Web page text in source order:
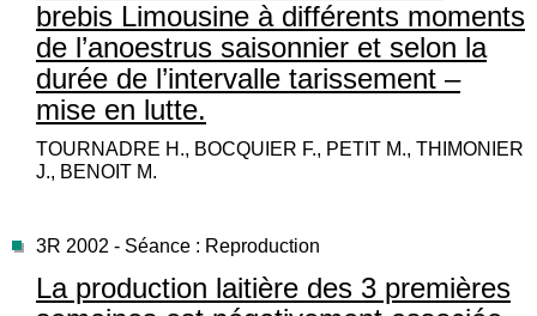
brebis Limousine à différents moments
de l’anoestrus saisonnier et selon la
durée de l’intervalle tarissement –
mise en lutte.
TOURNADRE H., BOCQUIER F., PETIT M., THIMONIER
J., BENOIT M.
3R 2002 - Séance : Reproduction
La production laitière des 3 premières